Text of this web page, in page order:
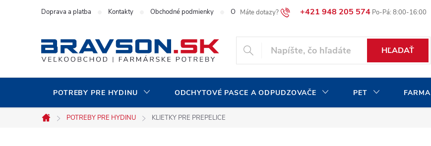
+421 948 205 574
Doprava a platba Kontakty Obchodné podmienky O našej spoločnosti Blog Moja objednávka
HĽADAŤ
POTREBY PRE HYDINU ODCHYTOVÉ PASCE A ODPUDZOVAČE PET FARMA
Domov
POTREBY PRE HYDINU KLIETKY PRE PREPELICE